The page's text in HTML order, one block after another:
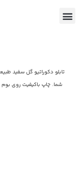
تابلو دکوراتیو گل سفید
شما. چاپ باکیفیت روی